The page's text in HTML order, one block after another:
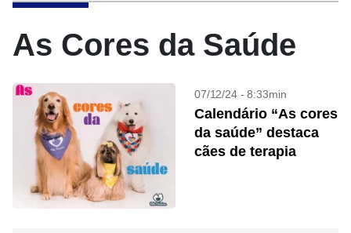
As Cores da Saúde
07/12/24 - 8:33min
Calendário “As cores
da saúde” destaca
cães de terapia